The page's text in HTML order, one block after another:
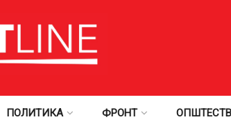
ПОЛИТИКА ФРОНТ